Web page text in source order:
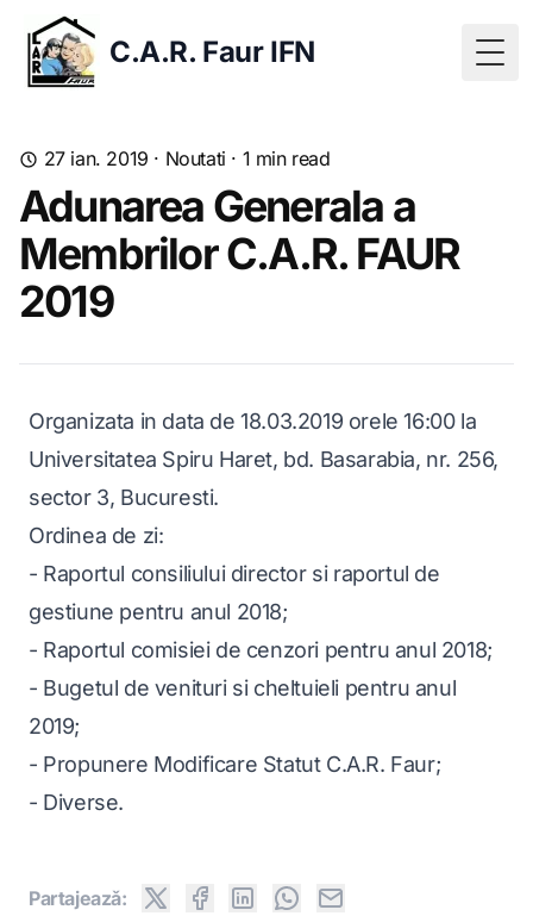
C.A.R. Faur IFN
27 ian. 2019 · Noutati · 1 min read
Adunarea Generala a
Membrilor C.A.R. FAUR
2019
Organizata in data de 18.03.2019 orele 16:00 la
Universitatea Spiru Haret, bd. Basarabia, nr. 256,
sector 3, Bucuresti.
Ordinea de zi:
- Raportul consiliului director si raportul de
gestiune pentru anul 2018;
- Raportul comisiei de cenzori pentru anul 2018;
- Bugetul de venituri si cheltuieli pentru anul
2019;
- Propunere Modificare Statut C.A.R. Faur;
- Diverse.
Partajeazǎ: